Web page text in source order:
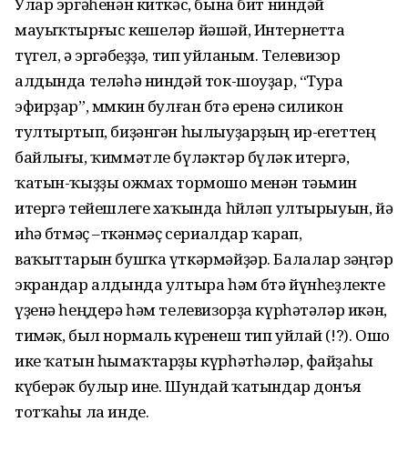
мауыҡтырғыс кешеләр йәшәй, Интернетта
түгел, ә эргәбеҙҙә, тип уйланым. Телевизор
алдында теләһә ниндәй ток-шоуҙар, “Тура
эфирҙар”, мөмкин булған бөтә еренә силикон
тултыртып, биҙәнгән һылыуҙарҙың ир-егеттең
байлығы, ҡиммәтле бүләктәр бүләк итергә,
ҡатын-ҡыҙҙы ожмах тормошо менән тәьмин
итергә тейешлеге хаҡында һөйләп ултырыуын, йә
иһә бөтмәҫ –төкәнмәҫ сериалдар ҡарап,
ваҡыттарын бушҡа үткәрмәйҙәр. Балалар зәңгәр
экрандар алдында ултыра һәм бөтә йүнһеҙлекте
үҙенә һеңдерә һәм телевизорҙа күрһәтәләр икән,
тимәк, был нормаль күренеш тип уйлай (!?). Ошо
ике ҡатын һымаҡтарҙы күрһәтһәләр, файҙаһы
күберәк булыр ине. Шундай ҡатындар донъя
тотҡаһы ла инде.